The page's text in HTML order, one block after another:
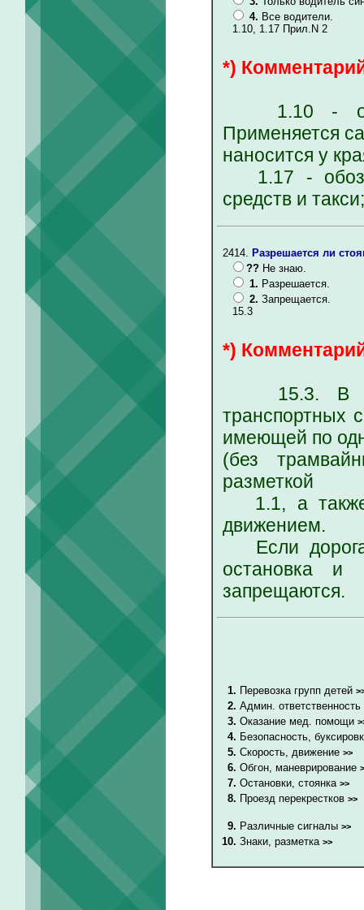
4. Все водители.
1.10, 1.17 Прил.N 2
*)
1.10 -
Применяется
наносится у
1.17 -
средств и такси;
2414. Разрешается ли
?? Не знаю.
1. Разрешается.
2. Запрещается.
15.3
*)
15.3. В
транспортных
имеющей по
(без
разметкой
1.1, а также
движением.
Если дорога
остановка и
запрещаются.
1. Перевозка групп детей
2. Админ. ответственность
3. Оказание мед. помощи
4. Безопасность,
5. Скорость, движение >>
6. Обгон, маневрирование
7. Остановки, стоянка >>
8. Проезд перекрестков >>
9. Различные сигналы >>
10. Знаки, разметка >>